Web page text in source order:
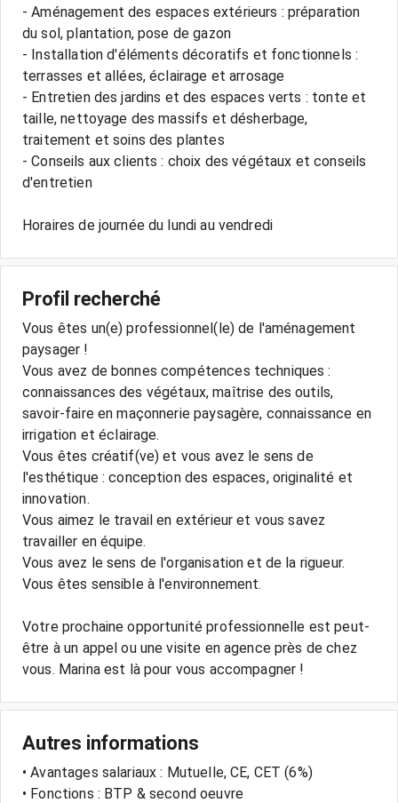
- Aménagement des espaces extérieurs : préparation
du sol, plantation, pose de gazon
- Installation d'éléments décoratifs et fonctionnels :
terrasses et allées, éclairage et arrosage
- Entretien des jardins et des espaces verts : tonte et
taille, nettoyage des massifs et désherbage,
traitement et soins des plantes
- Conseils aux clients : choix des végétaux et conseils
d'entretien
Horaires de journée du lundi au vendredi
Profil recherché
Vous êtes un(e) professionnel(le) de l'aménagement
paysager !
Vous avez de bonnes compétences techniques :
connaissances des végétaux, maîtrise des outils,
savoir-faire en maçonnerie paysagère, connaissance en
irrigation et éclairage.
Vous êtes créatif(ve) et vous avez le sens de
l'esthétique : conception des espaces, originalité et
innovation.
Vous aimez le travail en extérieur et vous savez
travailler en équipe.
Vous avez le sens de l'organisation et de la rigueur.
Vous êtes sensible à l'environnement.
Votre prochaine opportunité professionnelle est peut-
être à un appel ou une visite en agence près de chez
vous. Marina est là pour vous accompagner !
Autres informations
• Avantages salariaux : Mutuelle, CE, CET (6%)
• Fonctions : BTP & second oeuvre